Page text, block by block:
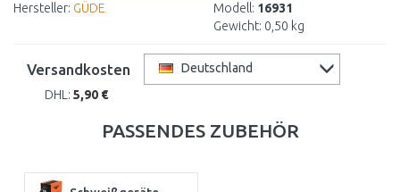
Hersteller: GÜDE Modell: 16931
Gewicht: 0,50 kg
Versandkosten
Deutschland
DHL: 5,90 €
PASSENDES ZUBEHÖR